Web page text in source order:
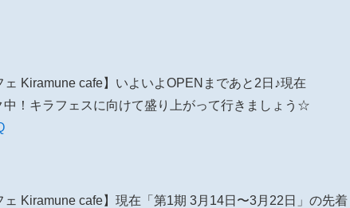
ェ Kiramune cafe】いよいよOPENまであと2日♪現在
！キラフェスに向けて盛り上がって行きましょう☆
ェ Kiramune cafe】現在「第1期 3月14日〜3月22日」の先着